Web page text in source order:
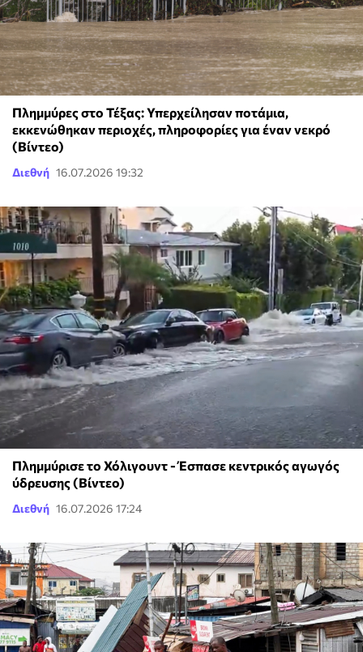
Πλημμύρες στο Τέξας: Υπερχείλησαν ποτάμια,
εκκενώθηκαν περιοχές, πληροφορίες για έναν νεκρό
(Βίντεο)
Διεθνή 16.07.2026 19:32
Πλημμύρισε το Χόλιγουντ - Έσπασε κεντρικός αγωγός
ύδρευσης (Βίντεο)
Διεθνή 16.07.2026 17:24